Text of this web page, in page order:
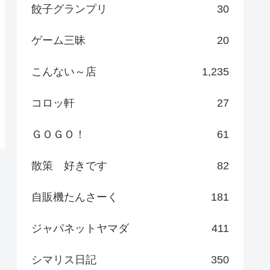
餃子グランプリ 30
ゲーム三昧 20
こんない～店 1,235
コロッ軒 27
ＧＯＧＯ！ 61
散策 好きです 82
自販機たんさーく 181
ジャパネットヤマダ 411
シマリス日記 350